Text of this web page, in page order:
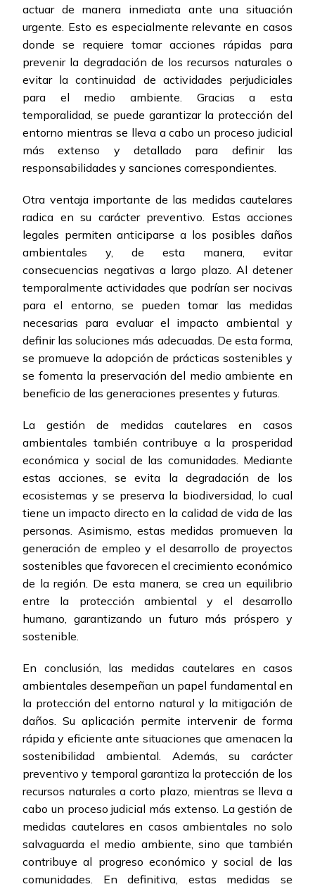
actuar de manera inmediata ante una situación
urgente. Esto es especialmente relevante en casos
donde se requiere tomar acciones rápidas para
prevenir la degradación de los recursos naturales o
evitar la continuidad de actividades perjudiciales
para el medio ambiente. Gracias a esta
temporalidad, se puede garantizar la protección del
entorno mientras se lleva a cabo un proceso judicial
más extenso y detallado para definir las
responsabilidades y sanciones correspondientes.
Otra ventaja importante de las medidas cautelares
radica en su carácter preventivo. Estas acciones
legales permiten anticiparse a los posibles daños
ambientales y, de esta manera, evitar
consecuencias negativas a largo plazo. Al detener
temporalmente actividades que podrían ser nocivas
para el entorno, se pueden tomar las medidas
necesarias para evaluar el impacto ambiental y
definir las soluciones más adecuadas. De esta forma,
se promueve la adopción de prácticas sostenibles y
se fomenta la preservación del medio ambiente en
beneficio de las generaciones presentes y futuras.
La gestión de medidas cautelares en casos
ambientales también contribuye a la prosperidad
económica y social de las comunidades. Mediante
estas acciones, se evita la degradación de los
ecosistemas y se preserva la biodiversidad, lo cual
tiene un impacto directo en la calidad de vida de las
personas. Asimismo, estas medidas promueven la
generación de empleo y el desarrollo de proyectos
sostenibles que favorecen el crecimiento económico
de la región. De esta manera, se crea un equilibrio
entre la protección ambiental y el desarrollo
humano, garantizando un futuro más próspero y
sostenible.
En conclusión, las medidas cautelares en casos
ambientales desempeñan un papel fundamental en
la protección del entorno natural y la mitigación de
daños. Su aplicación permite intervenir de forma
rápida y eficiente ante situaciones que amenacen la
sostenibilidad ambiental. Además, su carácter
preventivo y temporal garantiza la protección de los
recursos naturales a corto plazo, mientras se lleva a
cabo un proceso judicial más extenso. La gestión de
medidas cautelares en casos ambientales no solo
salvaguarda el medio ambiente, sino que también
contribuye al progreso económico y social de las
comunidades. En definitiva, estas medidas se